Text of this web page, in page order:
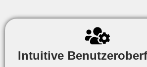
Intuitive